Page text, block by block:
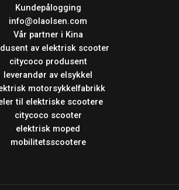
Kundepålogging
info@olaolsen.com
Vår partner i Kina
av elektrisk scooter
citycoco produsent
leverandør av elsykkel
motorsykkelfabrikk
til elektriske scootere
citycoco scooter
elektrisk moped
mobilitetsscootere